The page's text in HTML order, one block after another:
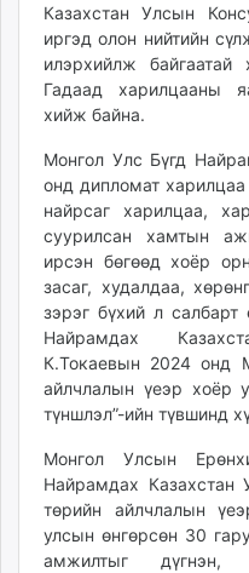
mminfo.mn
ugluu.mn
urlag.mn
unen.mn
shudarga.mn
shuurhai.mn
unuudur.mn
isee.mn
mglradio.com
fact.mn
itoim.mn
tumen.mn
shuum.mn
tvmongolia.mn
mass.mn
unegui.mn
assa.mn
Казахстан Улсын
иргэд олон нийтийн
илэрхийлж байгаатай
Гадаад харилцааны
хийж байна.
Монгол Улс Бүгд
онд дипломат
найрсаг харилцаа,
суурилсан хамтын
ирсэн бөгөөд хоёр
засаг, худалдаа,
зэрэг бүхий л
Найрамдах
К.Токаевын 2024 онд
айлчлалын үеэр хоёр
түншлэл”-ийн түвшинд
Монгол Улсын
Найрамдах Казахстан
төрийн айлчлалын
улсын өнгөрсөн 30
амжилтыг дүгнэн,